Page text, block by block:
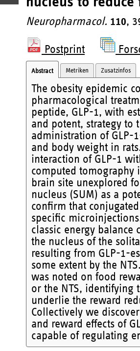
Neuropharmacol. 110,
Postprint
Abstract Metriken Zusatzinfos
The obesity epidemic
pharmacological
peptide, GLP-1, with
and potent, strategy to
administration of GLP-
and body weight in
interaction of GLP-1
computed
brain site unexplored
nucleus (SUM) as a
confirm that
specific
classic energy
the nucleus of the
resulting from GLP-1-
some extent by the
was noted on food
or the NTS, identifying
underlie the reward
Collectively we
and reward effects of
capable of regulating